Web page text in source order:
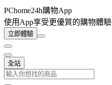
PChome24h購物App
使用App享受更優質的購物體驗
立即體驗
全站